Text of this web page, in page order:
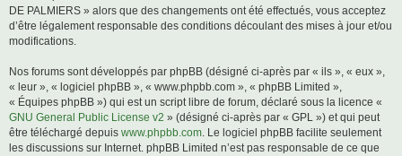
DE PALMIERS » alors que des changements ont été effectués, vous acceptez
d’être légalement responsable des conditions découlant des mises à jour et/ou
modifications.
Nos forums sont développés par phpBB (désigné ci-après par « ils », « eux »,
« leur », « logiciel phpBB », « www.phpbb.com », « phpBB Limited »,
« Équipes phpBB ») qui est un script libre de forum, déclaré sous la licence «
GNU General Public License v2 » (désigné ci-après par « GPL ») et qui peut
être téléchargé depuis www.phpbb.com. Le logiciel phpBB facilite seulement
les discussions sur Internet. phpBB Limited n’est pas responsable de ce que